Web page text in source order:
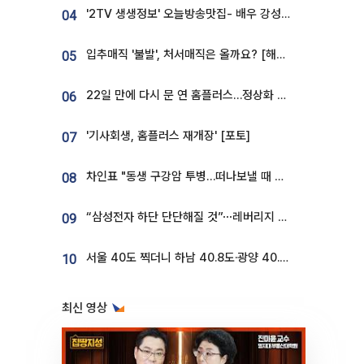
04 '2TV 생생정보' 오늘방송맛집- 배우 강성진 단골! 쌀국수ㆍ푸팟퐁 커리 맛집 '블○○○'
05 입추매직 '불발', 처서매직은 올까요? [해시태그]
06 22일 만에 다시 문 연 홈플러스…정상화 바쁜데 재고 없어 ‘발동동’[가보니]
07 '기사회생, 홈플러스 재개장' [포토]
08 차인표 "동생 구강암 투병…떠나보낼 때 가장 힘들었다”
09 “삼성전자 하단 단단해질 것”⋯레버리지 규제에 쏠림 완화 [찐코노미]
10 서울 40도 찍더니 하남 40.8도·광양 40.2도…전국 '펄펄'
최신 영상